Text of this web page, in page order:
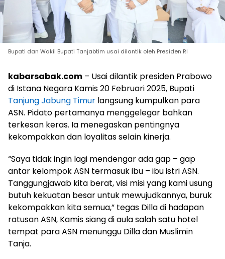
Bupati dan Wakil Bupati Tanjabtim usai dilantik oleh Presiden RI
kabarsabak.com – Usai dilantik presiden Prabowo
di Istana Negara Kamis 20 Februari 2025, Bupati
Tanjung Jabung Timur langsung kumpulkan para
ASN. Pidato pertamanya menggelegar bahkan
terkesan keras. Ia menegaskan pentingnya
kekompakkan dan loyalitas selain kinerja.
“Saya tidak ingin lagi mendengar ada gap – gap
antar kelompok ASN termasuk ibu – ibu istri ASN.
Tanggungjawab kita berat, visi misi yang kami usung
butuh kekuatan besar untuk mewujudkannya, buruk
kekompakkan kita semua,” tegas Dilla di hadapan
ratusan ASN, Kamis siang di aula salah satu hotel
tempat para ASN menunggu Dilla dan Muslimin
Tanja.